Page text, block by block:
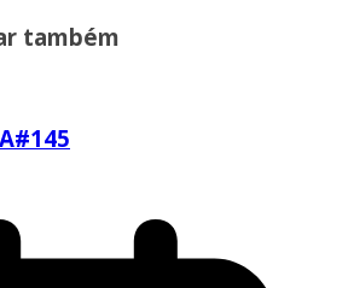
também